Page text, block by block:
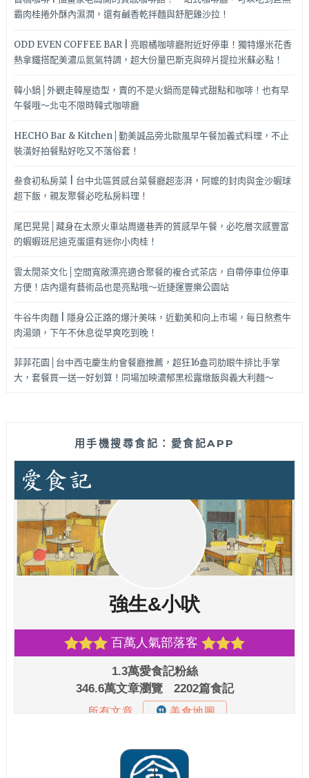
霸肉桂捲外酥內濕潤，還有鹹香乾拌麵與舒肥雞沙拉！
ODD EVEN COFFEE BAR | 亮眼橘咖啡廳附近好停車！獨特爆米花香
熱拿鐵搭配美濃瓜氮氣特調，超大份量巴斯克與碎片提拉米蘇必點！
韓小鍋│外觀走韓屋造型，賣的不是火鍋而是韓式甜點和咖啡！也有早
午餐哦～北屯不限時韓式咖啡廳
HECHO Bar & Kitchen│勤美誠品旁北歐風早午餐加義式料理，不止
裝潢好拍餐點好吃又不落俗套！
叁食初私房菜 | 台中北區質感台菜餐廳超澎湃，阿嬤的封肉與金沙蝦球
超下飯，親友聚餐必吃私房料理！
尾巴晃晃│藏身在太原火車站周邊巷弄的質感早午餐，必吃層次感豐富
的蝦蝦班尼迪克蛋還有迷你小肉桂！
雲太閒茶文化│空間寬敞漂亮適合聚餐的複合式茶店，自帶停車位停車
方便！店內還有藝術品也是亮點哦～近捷運豐樂公園站
牛谷牛肉麵 | 隱身公正路的爆汁美味，近勤美和向上市場，每日熬煮牛
肉湯頭，下午不休息從早爽吃到晚！
菲菲花園│台中西屯慶生約會餐廳推薦，超狂16盎司肋眼牛排比手掌
大，套餐買一送一好划算！同場加映濃郁黑松露燉飯與義大利麵～
用手機搜尋食記：愛食記APP